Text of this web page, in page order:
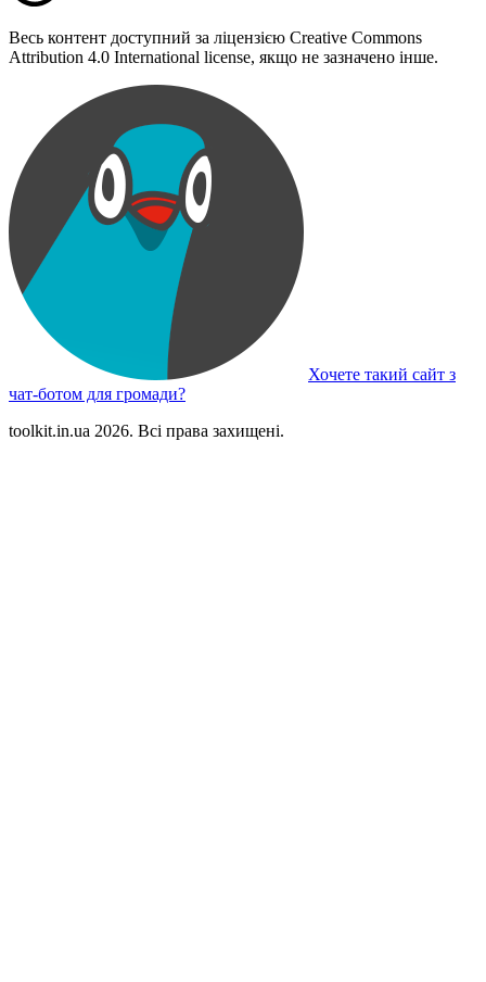
Весь контент доступний за ліцензією Creative Commons
Attribution 4.0 International license, якщо не зазначено інше.
Хочете такий сайт з
чат-ботом для громади?
toolkit.in.ua 2026. Всі права захищені.